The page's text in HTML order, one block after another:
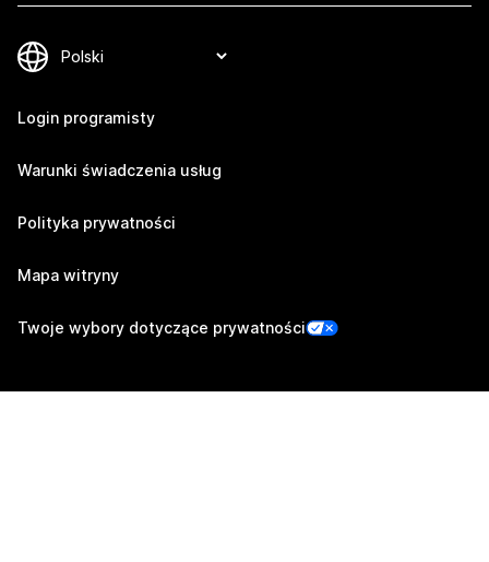
Login programisty
Warunki świadczenia usług
Polityka prywatności
Mapa witryny
Twoje wybory dotyczące prywatności